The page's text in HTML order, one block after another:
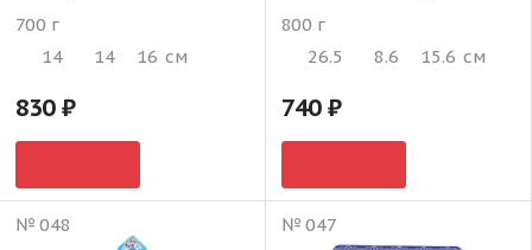
700 г
14
14 16 см
830
800 г
26.5
8.6 15.6 см
740
№ 048 № 047